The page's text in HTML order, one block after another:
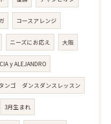
コースアレンジ
ニーズにお応え 大阪
y ALEJANDRO
ンゴ ダンスダンスレッスン
3月生まれ